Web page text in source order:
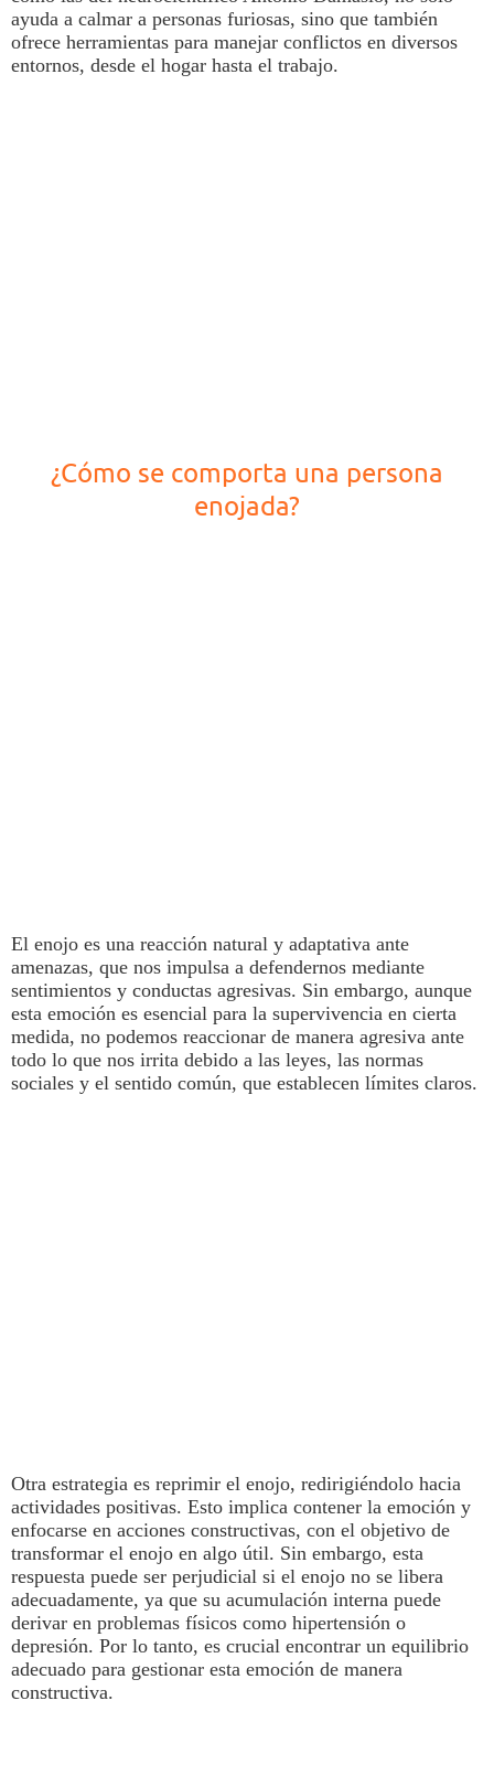
ayuda a calmar a personas furiosas, sino que también
ofrece herramientas para manejar conflictos en diversos
entornos, desde el hogar hasta el trabajo.
¿Cómo se comporta una persona
enojada?
El enojo es una reacción natural y adaptativa ante
amenazas, que nos impulsa a defendernos mediante
sentimientos y conductas agresivas. Sin embargo, aunque
esta emoción es esencial para la supervivencia en cierta
medida, no podemos reaccionar de manera agresiva ante
todo lo que nos irrita debido a las leyes, las normas
sociales y el sentido común, que establecen límites claros.
Otra estrategia es reprimir el enojo, redirigiéndolo hacia
actividades positivas. Esto implica contener la emoción y
enfocarse en acciones constructivas, con el objetivo de
transformar el enojo en algo útil. Sin embargo, esta
respuesta puede ser perjudicial si el enojo no se libera
adecuadamente, ya que su acumulación interna puede
derivar en problemas físicos como hipertensión o
depresión. Por lo tanto, es crucial encontrar un equilibrio
adecuado para gestionar esta emoción de manera
constructiva.